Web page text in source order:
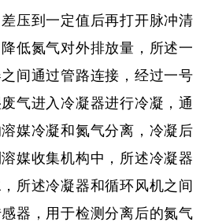
压到一定值后再打开脉冲清
低氮气对外排放量，所述一
间通过管路连接，经过一号
气进入冷凝器进行冷凝，通
媒冷凝和氮气分离，冷凝后
媒收集机构中，所述冷凝器
所述冷凝器和循环风机之间
器，用于检测分离后的氮气